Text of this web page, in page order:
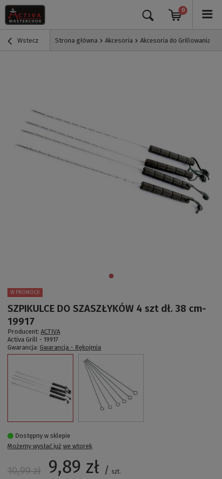
0
Wstecz Strona główna Akcesoria Akcesoria do Grillowania
SZPIKULCE DO SZASZŁYKÓW 4 szt dł. 38 cm-
19917
W PROMOCJI
Producent: ACTIVA
Activa Grill - 19917
Gwarancja: Gwarancja - Rękojmia
Dostępny w sklepie
Możemy wysłać już we wtorek
10,99 zł 9,89 zł / szt.